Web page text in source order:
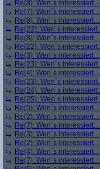
Re(8): Wen´s
Re(7): Wen´s
Re(8): Wen´s
Re(22): Wen´s
Re(8): Wen´s
Re(22): Wen´s
Re(3): Wen´s
Re(23): Wen´s
Re(4): Wen´s
Re(23): Wen´s
Re(24): Wen´s
Re(25): Wen´s
Re(5): Wen´s
Re(2): Wen´s
Re(7): Wen´s
Re(3): Wen´s
Re(2): Wen´s
Re(4): Wen´s
Re(7): Wen´s